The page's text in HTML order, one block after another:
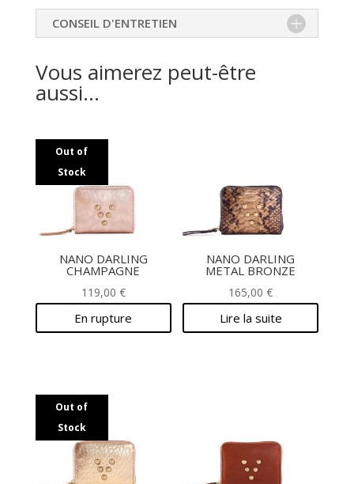
CONSEIL D'ENTRETIEN
Vous aimerez peut-être
aussi…
Out of
Stock
NANO DARLING
CHAMPAGNE
119,00 €
En rupture
NANO DARLING
METAL BRONZE
165,00€
Lire la suite
Out of
Stock